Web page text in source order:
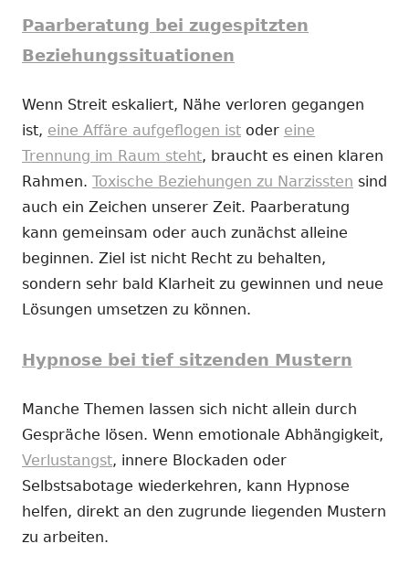
Paarberatung bei zugespitzten
Beziehungssituationen
Wenn Streit eskaliert, Nähe verloren gegangen
ist, eine Affäre aufgeflogen ist oder eine
Trennung im Raum steht, braucht es einen klaren
Rahmen. Toxische Beziehungen zu Narzissten sind
auch ein Zeichen unserer Zeit. Paarberatung
kann gemeinsam oder auch zunächst alleine
beginnen. Ziel ist nicht Recht zu behalten,
sondern sehr bald Klarheit zu gewinnen und neue
Lösungen umsetzen zu können.
Hypnose bei tief sitzenden Mustern
Manche Themen lassen sich nicht allein durch
Gespräche lösen. Wenn emotionale Abhängigkeit,
Verlustangst, innere Blockaden oder
Selbstsabotage wiederkehren, kann Hypnose
helfen, direkt an den zugrunde liegenden Mustern
zu arbeiten.